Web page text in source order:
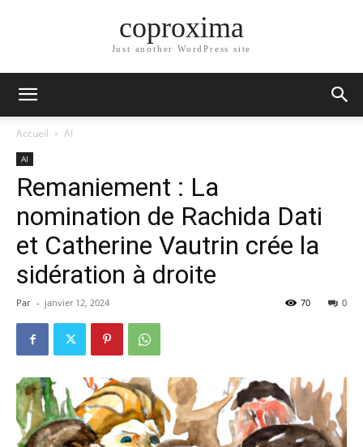
coproxima
Just another WordPress site
Accueil AI
AI
Remaniement : La
nomination de Rachida Dati
et Catherine Vautrin crée la
sidération à droite
Par - janvier 12, 2024 0
70